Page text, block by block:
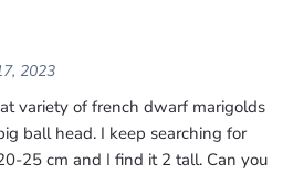
2023
variety of french dwarf marigolds
ball head. I keep searching for
25 cm and I find it 2 tall. Can you